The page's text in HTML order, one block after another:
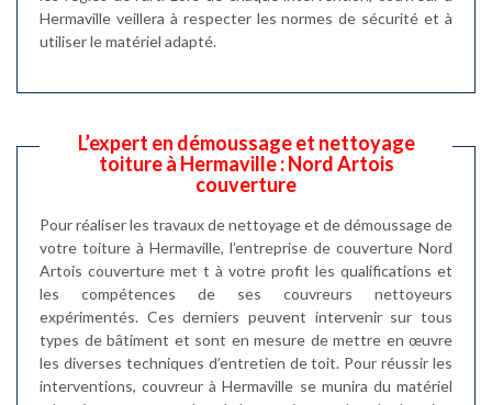
Hermaville veillera à respecter les normes de sécurité et à
utiliser le matériel adapté.
L’expert en démoussage et nettoyage
toiture à Hermaville : Nord Artois
couverture
Pour réaliser les travaux de nettoyage et de démoussage de
votre toiture à Hermaville, l’entreprise de couverture Nord
Artois couverture met t à votre profit les qualifications et
les compétences de ses couvreurs nettoyeurs
expérimentés. Ces derniers peuvent intervenir sur tous
types de bâtiment et sont en mesure de mettre en œuvre
les diverses techniques d’entretien de toit. Pour réussir les
interventions, couvreur à Hermaville se munira du matériel